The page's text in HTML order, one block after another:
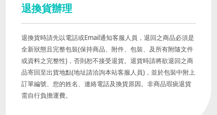
退換貨辦理
退換貨時請先以電話或Email通知客服人員，退回之商品必須是
全新狀態且完整包裝(保持商品、附件、包裝、及所有附隨文件
或資料之完整性)，否則恕不接受退貨。退貨時請將欲退回之商
品寄回至出貨地點(地址請洽詢本站客服人員)，並於包裝中附上
訂單編號、您的姓名、連絡電話及換貨原因。非商品瑕疵退貨
需自行負擔運費。